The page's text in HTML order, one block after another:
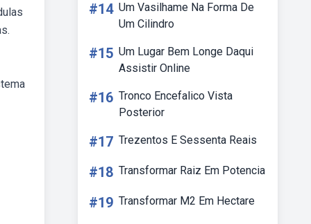
#14 Um Vasilhame Na Forma De
Um Cilindro
#15 Um Lugar Bem Longe Daqui
Assistir Online
#16 Tronco Encefalico Vista
Posterior
#17 Trezentos E Sessenta Reais
#18 Transformar Raiz Em Potencia
#19 Transformar M2 Em Hectare